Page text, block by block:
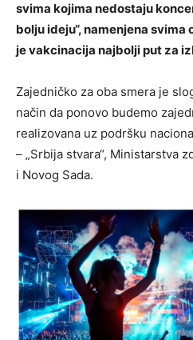
svima kojima nedostaju
bolju ideju“, namenjena svima
je vakcinacija najbolji put za
Zajedničko za oba smera je
način da ponovo budemo
realizovana uz podršku
– „Srbija stvara“, Ministarstva
i Novog Sada.